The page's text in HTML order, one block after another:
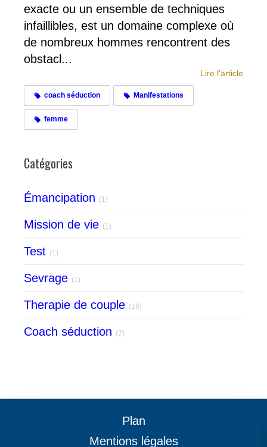
exacte ou un ensemble de techniques
infaillibles, est un domaine complexe où
de nombreux hommes rencontrent des
obstacl...
Lire l'article
coach séduction Manifestations
femme
Catégories
Émancipation (1)
Mission de vie (1)
Test (1)
Sevrage (1)
Therapie de couple (16)
Coach séduction (7)
Plan
Mentions légales